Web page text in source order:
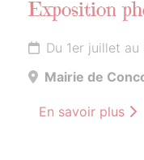
Exposition
Du 1er juillet
Mairie de
En savoir plus